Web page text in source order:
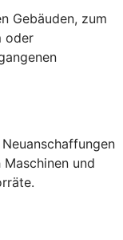
Gebäuden, zum
oder
und